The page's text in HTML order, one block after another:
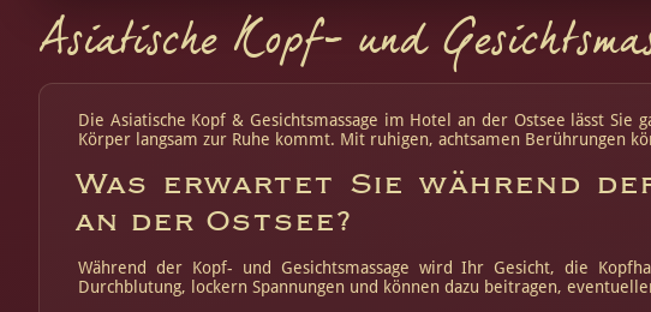
Asiatische Kopf- und
Die Asiatische Kopf & Gesichtsmassage im Hotel an der Ostsee lässt
Körper langsam zur Ruhe kommt. Mit ruhigen, achtsamen Berührungen
Was erwartet Sie während
an der Ostsee?
Während der Kopf- und Gesichtsmassage wird Ihr Gesicht, die
Durchblutung, lockern Spannungen und können dazu beitragen,